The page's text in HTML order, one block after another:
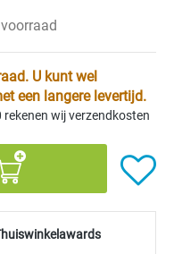
U kunt wel
een langere levertijd.
wij verzendkosten